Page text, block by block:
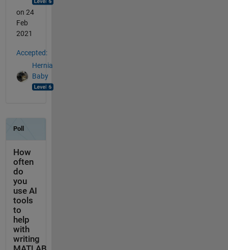
on 24
Feb
2021
Accepted:
Hernia
Baby